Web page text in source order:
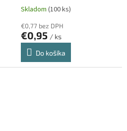
Skladom (100 ks)
€0,77 bez DPH
€0,95 / ks
Do košíka